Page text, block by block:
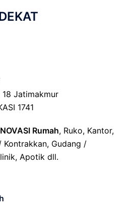
18 Jatimakmur
1741
Rumah, Ruko, Kantor,
Kontrakkan, Gudang /
Apotik dll.